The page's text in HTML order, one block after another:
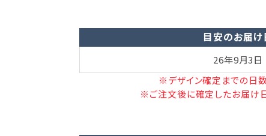
目安のお届け
26年9月3日
※デザイン確定までの日数
※ご注文後に確定したお届け